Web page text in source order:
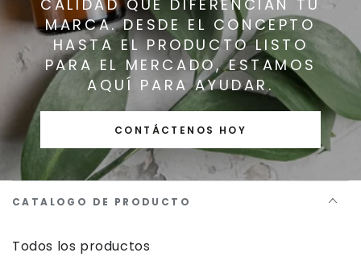
CALIDAD QUE DIFERENCIAN TU
MARCA. DESDE EL CONCEPTO
HASTA EL PRODUCTO LISTO
PARA EL MERCADO, ESTAMOS
AQUÍ PARA AYUDAR.
CONTÁCTENOS HOY
CATALOGO DE PRODUCTO
Todos los productos